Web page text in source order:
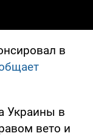
в
Украины в
вето и